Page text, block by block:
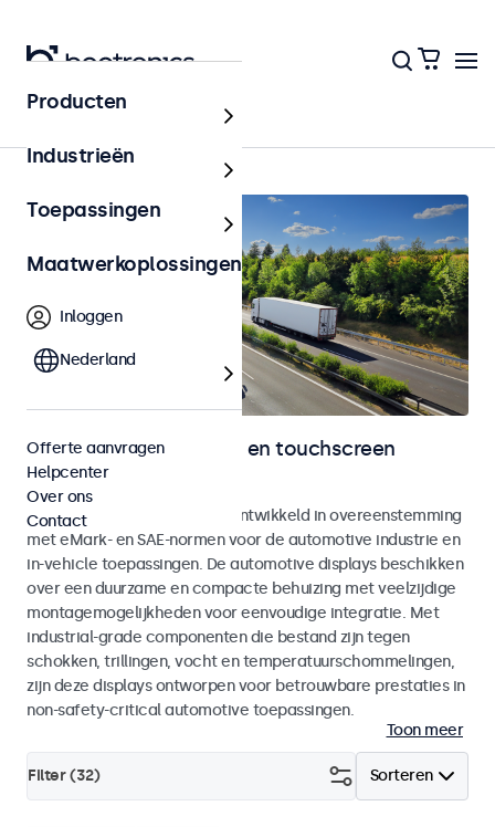
Home
Automotive monitoren en touchscreen
displays
Monitoren en touchscreens ontwikkeld in overeenstemming
met eMark- en SAE-normen voor de automotive industrie en
in-vehicle toepassingen. De automotive displays beschikken
over een duurzame en compacte behuizing met veelzijdige
montagemogelijkheden voor eenvoudige integratie. Met
industrial-grade componenten die bestand zijn tegen
schokken, trillingen, vocht en temperatuurschommelingen,
zijn deze displays ontworpen voor betrouwbare prestaties in
non-safety-critical automotive toepassingen.
Toon meer
Sorteren
Filter (32)
Producten
Industrieën
Toepassingen
Maatwerkoplossingen
Inloggen
Nederland
Offerte aanvragen
Helpcenter
Over ons
Contact